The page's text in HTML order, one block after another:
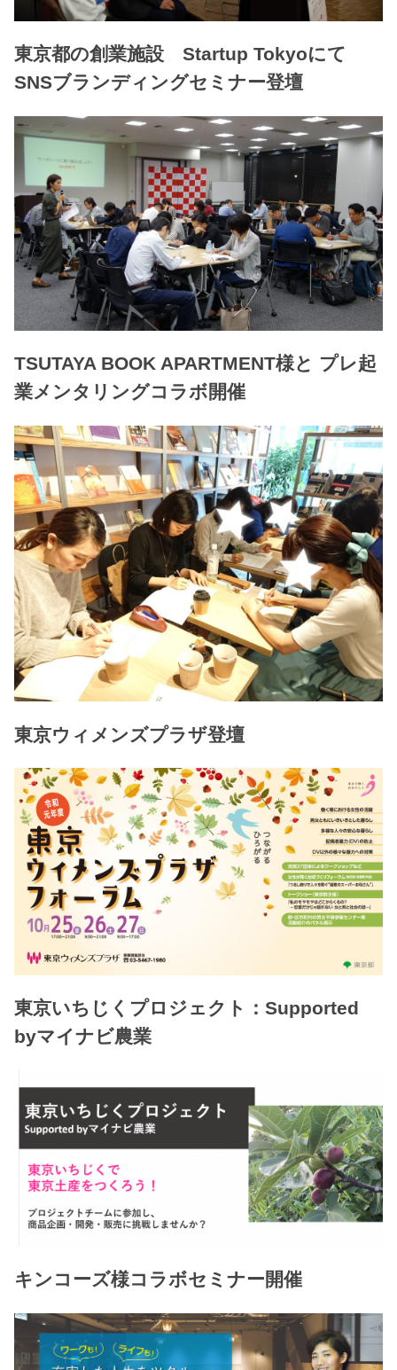
東京都の創業施設 Startup Tokyoにて
SNSブランディングセミナー登壇
TSUTAYA BOOK APARTMENT様と プレ起
業メンタリングコラボ開催
東京ウィメンズプラザ登壇
東京いちじくプロジェクト：Supported
byマイナビ農業
キンコーズ様コラボセミナー開催